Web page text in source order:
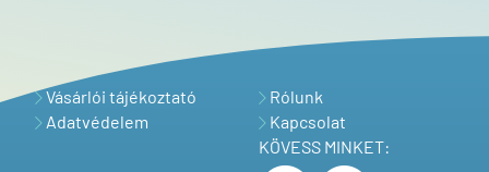
Vásárlói tájékoztató
Adatvédelem
Rólunk
Kapcsolat
KÖVESS MINKET: